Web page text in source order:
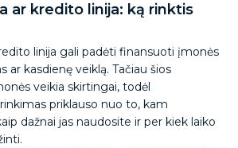
ar kredito linija: ką rinktis
linija gali padėti finansuoti įmonės
ar kasdienę veiklą. Tačiau šios
veikia skirtingai, todėl
priklauso nuo to, kam
dažnai jas naudosite ir per kiek laiko